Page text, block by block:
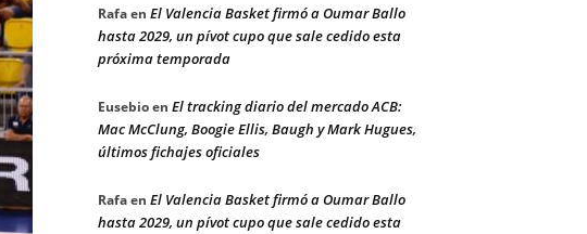
Rafaen El Valencia Basket firmó a Oumar Ballo
hasta 2029, un pívot cupo que sale cedido esta
próxima temporada
Eusebioen El tracking diario del mercado ACB:
Mac McClung, Boogie Ellis, Baugh y Mark Hugues,
últimos fichajes oficiales
Rafaen El Valencia Basket firmó a Oumar Ballo
hasta 2029, un pívot cupo que sale cedido esta